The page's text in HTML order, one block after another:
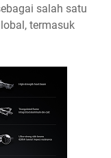
salah satu
termasuk